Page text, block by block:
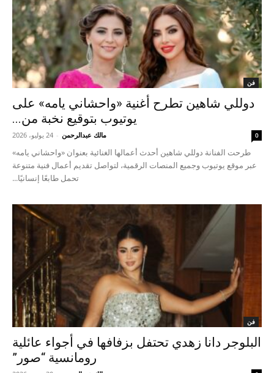
فن
دوللي شاهين تطرح أغنية «واحشاني يامه» على
يوتيوب بتوقيع نخبة من...
مالك عبدالرحمن - 24 يوليو، 2026 0
طرحت الفنانة دوللي شاهين أحدث أعمالها الغنائية بعنوان «واحشاني يامه»
عبر موقع يوتيوب وجميع المنصات الرقمية، لتواصل تقديم أعمال فنية متنوعة
تحمل طابعًا إنسانيًا...
فن
البلوجر دانا زهدي تحتفل بزفافها في أجواء عائلية
رومانسية “صور”